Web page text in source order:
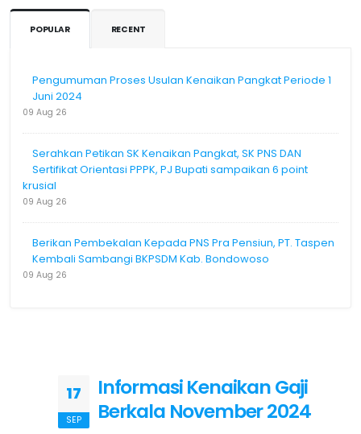
POPULAR RECENT
Pengumuman Proses Usulan Kenaikan Pangkat Periode 1
Juni 2024
09 Aug 26
Serahkan Petikan SK Kenaikan Pangkat, SK PNS DAN
Sertifikat Orientasi PPPK, PJ Bupati sampaikan 6 point
krusial
09 Aug 26
Berikan Pembekalan Kepada PNS Pra Pensiun, PT. Taspen
Kembali Sambangi BKPSDM Kab. Bondowoso
09 Aug 26
17
SEP
Informasi Kenaikan Gaji
Berkala November 2024